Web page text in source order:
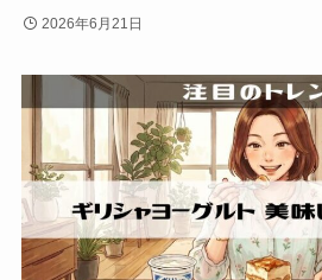
2026年6月21日